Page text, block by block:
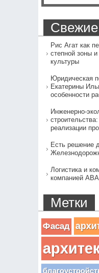
Свежие
Рис Агат как
степной зоны
культуры
Юридическая
Екатерины
особенности
Инженерно-
реализации
Есть решение
Логистика и
компанией
Метки
Фасад